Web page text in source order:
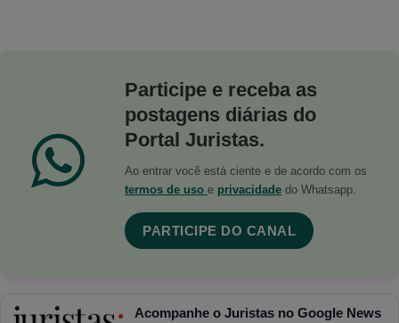
Participe e receba as
postagens diárias do
Portal Juristas.
Ao entrar você está ciente e de acordo com os
termos de uso e privacidade do Whatsapp.
PARTICIPE DO CANAL
Acompanhe o Juristas no Google News